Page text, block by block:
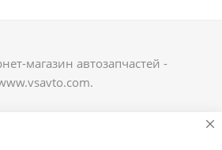
магазин автозапчастей -